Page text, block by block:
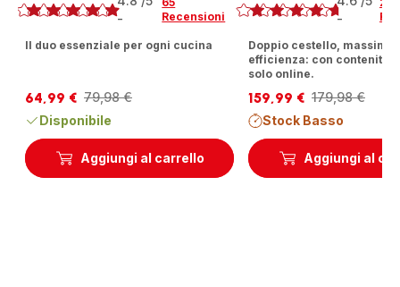
Aggiungi al carrello
-
Recensioni
Il duo essenziale per ogni cucina
Prezzo
scontato
64,99 €
Prezzo
iniziale
79,98 €
Disponibile
Aggiungi al
-
Doppio cestello, massima
efficienza: con
solo online.
Prezzo
scontato
159,99 €
Prezzo
iniziale
179,98 €
Stock Basso